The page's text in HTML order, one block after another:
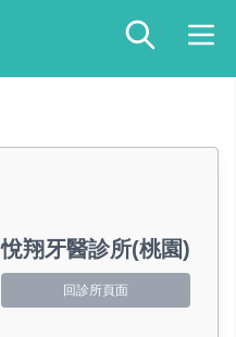
悅翔牙醫診所(桃園)
回診所頁面